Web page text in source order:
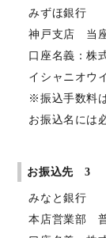
みずほ銀行
神戸支店 当
口座名義：株
イシャニオウ
※振込手数料
お振込名には
お振込先 3
みなと銀行
本店営業部